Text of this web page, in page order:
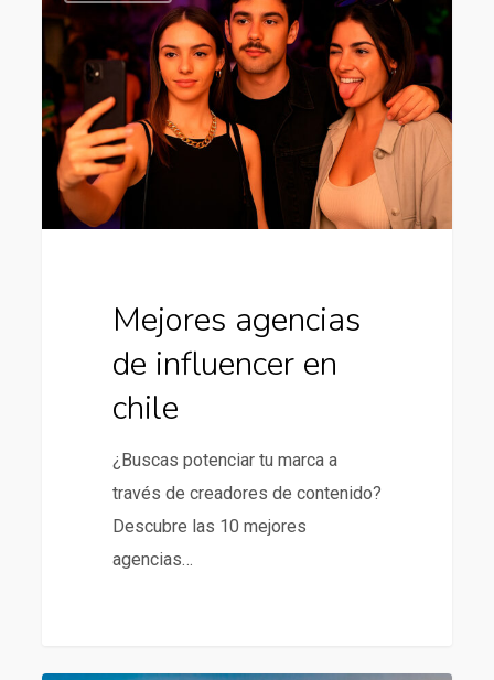
de
influencer
en
chile
Mejores agencias
de influencer en
chile
¿Buscas potenciar tu marca a
través de creadores de contenido?
Descubre las 10 mejores
agencias…